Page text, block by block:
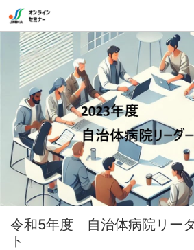
令和5年度 自治体病院リー
ト